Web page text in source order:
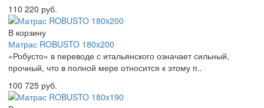
110 220 руб.
В корзину
Матрас ROBUSTO 180x200
«Робусто» в переводе с итальянского означает сильный,
прочный, что в полной мере относится к этому п..
100 725 руб.